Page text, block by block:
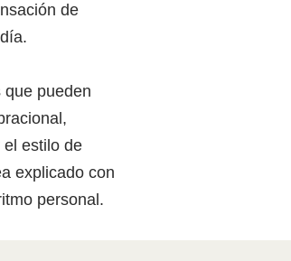
de
pueden
el estilo de
explicado con
personal.